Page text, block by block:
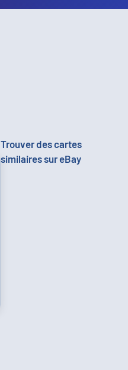
Trouver des cartes
similaires sur eBay